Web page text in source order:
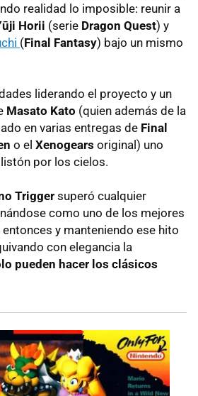
realidad lo imposible: reunir a
Horii (serie Dragon Quest) y
(Final Fantasy) bajo un mismo
liderando el proyecto y un
Masato Kato (quien además de la
en varias entregas de Final
o el Xenogears original) uno
por los cielos.
Trigger superó cualquier
como uno de los mejores
y manteniendo ese hito
con elegancia la
pueden hacer los clásicos